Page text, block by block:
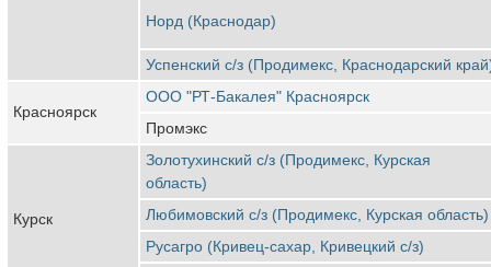
Норд (Краснодар)
Успенский с/з (Продимекс, Краснодарский
Красноярск
ООО "РТ-Бакалея" Красноярск
Промэкс
Курск
Золотухинский с/з (Продимекс, Курская
область)
Любимовский с/з (Продимекс, Курская область)
Русагро (Кривец-сахар, Кривецкий с/з)